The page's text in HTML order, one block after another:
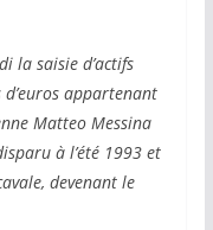
la saisie d’actifs
appartenant
Matteo Messina
à l’été 1993 et
devenant le